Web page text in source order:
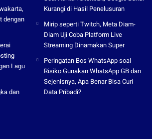
dengan
Lagu
dan
Kurangi di Hasil Penelusuran
Mirip seperti Twitch, Meta Diam-
Diam Uji Coba Platform Live
Streaming Dinamakan Super
Peringatan Bos WhatsApp soal
Risiko Gunakan WhatsApp GB dan
Sejenisnya, Apa Benar Bisa Curi
Data Pribadi?